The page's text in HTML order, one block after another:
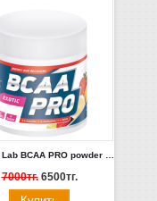
7000тг. 6500тг.